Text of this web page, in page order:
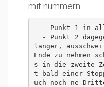
mit nummern:
langer,
Ende zu nehmen
s in die zweite
t bald einer
uch noch ne